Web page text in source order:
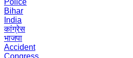
Police
Bihar
India
कांग्रेस
भाजपा
Accident
Congress